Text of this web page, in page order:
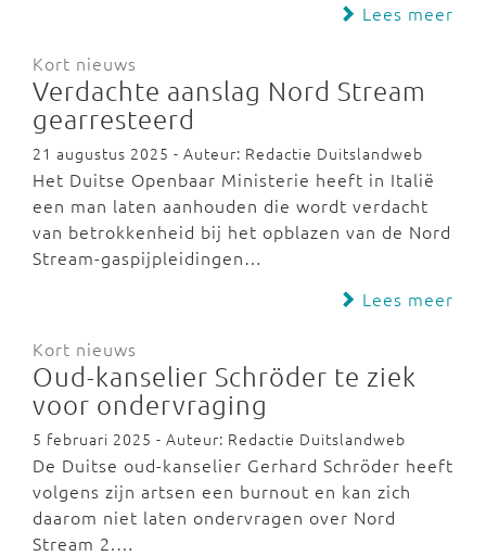
Lees meer
Kort nieuws
Verdachte aanslag Nord Stream
gearresteerd
21 augustus 2025 - Auteur: Redactie Duitslandweb
Het Duitse Openbaar Ministerie heeft in Italië
een man laten aanhouden die wordt verdacht
van betrokkenheid bij het opblazen van de Nord
Stream-gaspijpleidingen…
Lees meer
Kort nieuws
Oud-kanselier Schröder te ziek
voor ondervraging
5 februari 2025 - Auteur: Redactie Duitslandweb
De Duitse oud-kanselier Gerhard Schröder heeft
volgens zijn artsen een burnout en kan zich
daarom niet laten ondervragen over Nord
Stream 2.…